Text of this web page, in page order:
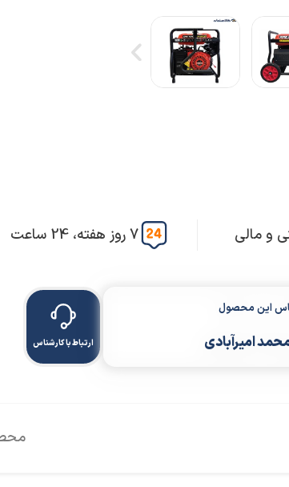
و مالی 7 روز هفته، 24 ساعت
این محصول
امیرآبادی ارتباط با کارشناس